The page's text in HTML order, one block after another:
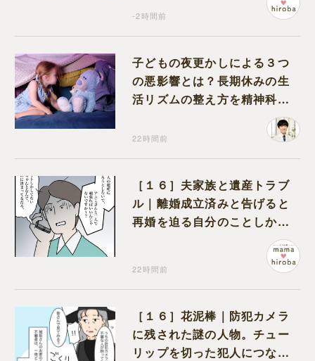
-2時間前
子どもの夜更かしによる３つ
の悪影響とは？長期休みの生
活リズムの整え方を精神科医
22時間前
［１６］夫家族と遺産トラブ
ル｜離婚成立済みと告げると
再婚を迫る自分のことしか考
22時間前
［１６］花泥棒｜防犯カメラ
に残された謎の人物。チュー
リップを切った犯人につなが